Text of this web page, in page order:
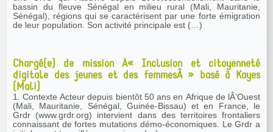
bassin du fleuve Sénégal en milieu rural (Mali, Mauritanie,
Sénégal), régions qui se caractérisent par une forte émigration
de leur population. Son activité principale est (…)
Chargé(e) de mission Â« Inclusion et citoyenneté
digitale des jeunes et des femmesÂ » basé à Kayes
(Mali)
1. Contexte Acteur depuis bientôt 50 ans en Afrique de lÂ’Ouest
(Mali, Mauritanie, Sénégal, Guinée-Bissau) et en France, le
Grdr (www.grdr.org) intervient dans des territoires frontaliers
connaissant de fortes mutations démo-économiques. Le Grdr a